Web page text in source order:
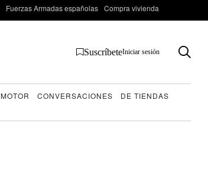
Fuerzas Armadas españolas Compra vivienda
SuscríbeteIniciar sesión
MOTOR CONVERSACIONES
DE TIENDAS